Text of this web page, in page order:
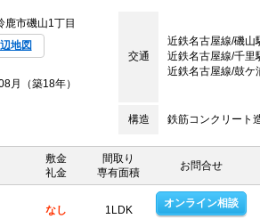
鹿市磯山1丁目
地図
交通
近鉄名古屋線/磯山
近鉄名古屋線/千里
近鉄名古屋線/鼓ケ
月（築18年）
構造 鉄筋コンクリート
敷金
礼金
間取り
専有面積
お問合せ
なし
1LDK
オンライン相談